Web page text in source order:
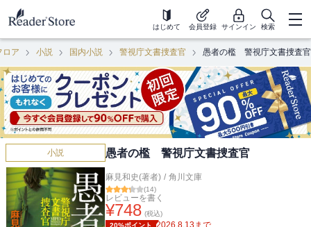
はじめて 会員登録 サインイン 検索
ロア 小説 国内小説 警視庁文書捜査官 愚者の檻 警視庁文書捜査官
小説 愚者の檻 警視庁文書捜査官
麻見和史(著者) / 角川文庫
(14)
レビューを書く
¥748 (税込)
20%ポイント